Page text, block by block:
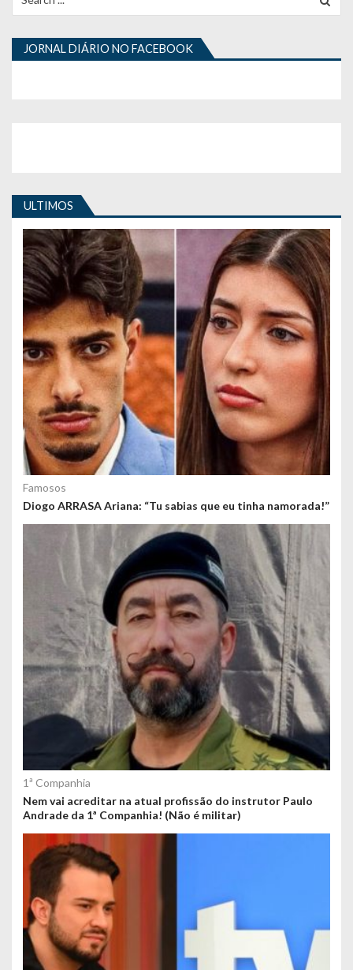
o
d
e
g
o
s
for:
JORNAL DIÁRIO NO FACEBOOK
ULTIMOS
Famosos
Diogo ARRASA Ariana: “Tu sabias que eu tinha namorada!”
1ª Companhia
Nem vai acreditar na atual profissão do instrutor Paulo
Andrade da 1ª Companhia! (Não é militar)